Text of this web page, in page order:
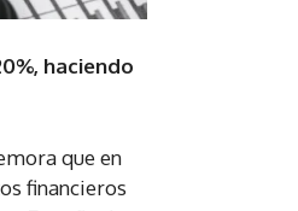
haciendo
que en
financieros